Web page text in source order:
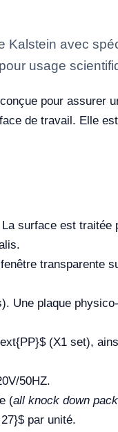
avec
usage
pour assurer
de travail. Elle
surface est
transparente
Une plaque
(X1 set),
50HZ.
(all knock down
par unité.